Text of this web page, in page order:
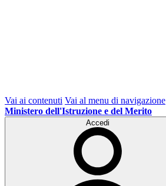
Vai ai contenuti Vai al menu di navigazione
Ministero dell'Istruzione e del Merito
Accedi